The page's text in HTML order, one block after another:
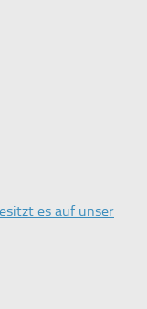
es auf unser